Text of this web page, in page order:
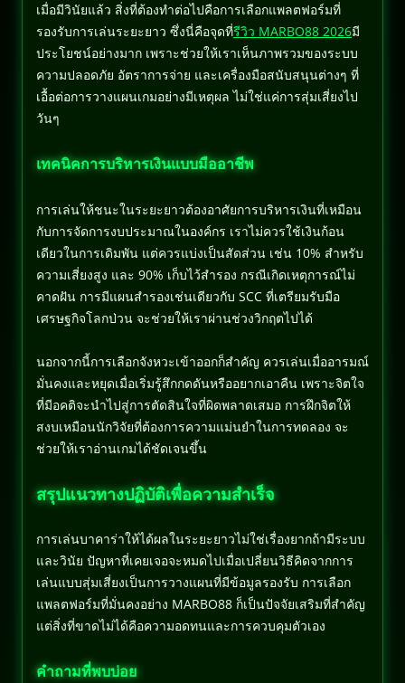
เมื่อมีวินัยแล้ว สิ่งที่ต้องทำต่อไปคือการเลือกแพลตฟอร์มที่
รองรับการเล่นระยะยาว ซึ่งนี่คือจุดที่รีวิว MARBO88 2026มี
ประโยชน์อย่างมาก เพราะช่วยให้เราเห็นภาพรวมของระบบ
ความปลอดภัย อัตราการจ่าย และเครื่องมือสนับสนุนต่างๆ ที่
เอื้อต่อการวางแผนเกมอย่างมีเหตุผล ไม่ใช่แค่การสุ่มเสี่ยงไป
วันๆ
เทคนิคการบริหารเงินแบบมืออาชีพ
การเล่นให้ชนะในระยะยาวต้องอาศัยการบริหารเงินที่เหมือน
กับการจัดการงบประมาณในองค์กร เราไม่ควรใช้เงินก้อน
เดียวในการเดิมพัน แต่ควรแบ่งเป็นสัดส่วน เช่น 10% สำหรับ
ความเสี่ยงสูง และ 90% เก็บไว้สำรอง กรณีเกิดเหตุการณ์ไม่
คาดฝัน การมีแผนสำรองเช่นเดียวกับ SCC ที่เตรียมรับมือ
เศรษฐกิจโลกป่วน จะช่วยให้เราผ่านช่วงวิกฤตไปได้
นอกจากนี้การเลือกจังหวะเข้าออกก็สำคัญ ควรเล่นเมื่ออารมณ์
มั่นคงและหยุดเมื่อเริ่มรู้สึกกดดันหรืออยากเอาคืน เพราะจิตใจ
ที่มีอคติจะนำไปสู่การตัดสินใจที่ผิดพลาดเสมอ การฝึกจิตให้
สงบเหมือนนักวิจัยที่ต้องการความแม่นยำในการทดลอง จะ
ช่วยให้เราอ่านเกมได้ชัดเจนขึ้น
สรุปแนวทางปฏิบัติเพื่อความสำเร็จ
การเล่นบาคาร่าให้ได้ผลในระยะยาวไม่ใช่เรื่องยากถ้ามีระบบ
และวินัย ปัญหาที่เคยเจอจะหมดไปเมื่อเปลี่ยนวิธีคิดจากการ
เล่นแบบสุ่มเสี่ยงเป็นการวางแผนที่มีข้อมูลรองรับ การเลือก
แพลตฟอร์มที่มั่นคงอย่าง MARBO88 ก็เป็นปัจจัยเสริมที่สำคัญ
แต่สิ่งที่ขาดไม่ได้คือความอดทนและการควบคุมตัวเอง
คำถามที่พบบ่อย